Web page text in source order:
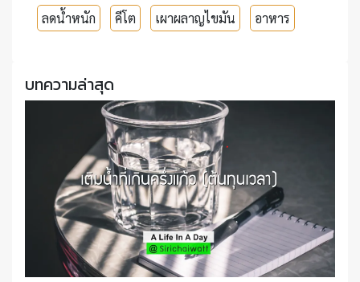
ลดน้ำหนัก คีโต เผาผลาญไขมัน อาหาร
บทความล่าสุด